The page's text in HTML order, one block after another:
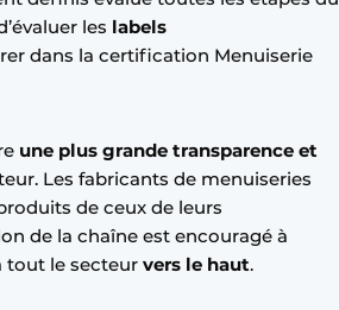
les labels
dans la certification Menuiserie
une plus grande transparence et
Les fabricants de menuiseries
de ceux de leurs
de la chaîne est encouragé à
tout le secteur vers le haut.